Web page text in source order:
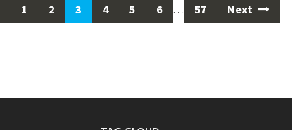
1 2 3 4 5 6 … 57 Next